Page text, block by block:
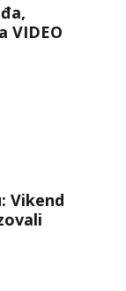
VIDEO
Vikend